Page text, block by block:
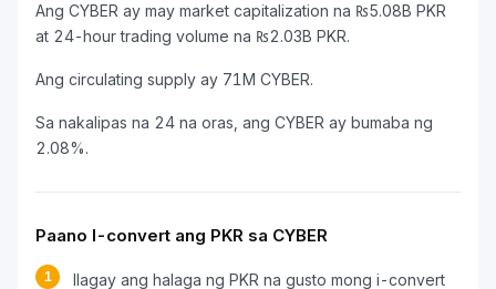
Ang CYBER ay may market capitalization na ₨5.08B PKR
at 24-hour trading volume na ₨2.03B PKR.
Ang circulating supply ay 71M CYBER.
Sa nakalipas na 24 na oras, ang CYBER ay bumaba ng
2.08%.
Paano I-convert ang PKR sa CYBER
1 Ilagay ang halaga ng PKR na gusto mong i-convert